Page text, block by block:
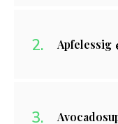
Apfelessig